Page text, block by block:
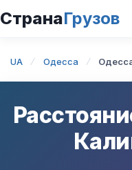
СтранаГрузов
UA Одесса